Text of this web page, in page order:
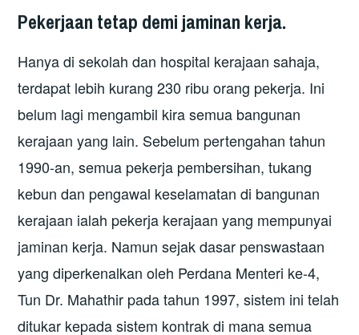
Pekerjaan tetap demi jaminan kerja.
Hanya di sekolah dan hospital kerajaan sahaja,
terdapat lebih kurang 230 ribu orang pekerja. Ini
belum lagi mengambil kira semua bangunan
kerajaan yang lain. Sebelum pertengahan tahun
1990-an, semua pekerja pembersihan, tukang
kebun dan pengawal keselamatan di bangunan
kerajaan ialah pekerja kerajaan yang mempunyai
jaminan kerja. Namun sejak dasar penswastaan
yang diperkenalkan oleh Perdana Menteri ke-4,
Tun Dr. Mahathir pada tahun 1997, sistem ini telah
ditukar kepada sistem kontrak di mana semua